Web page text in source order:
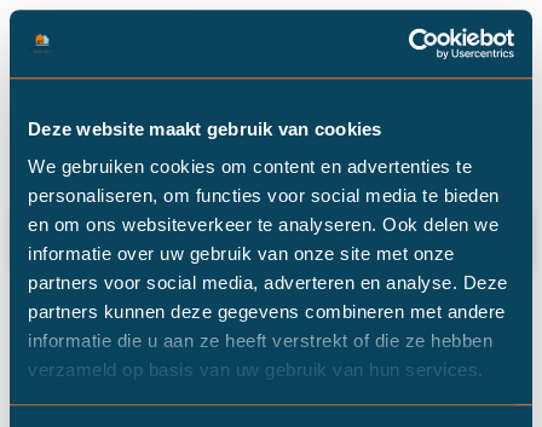
Deze website maakt gebruik van cookies
We gebruiken cookies om content en advertenties te
personaliseren, om functies voor social media te bieden
en om ons websiteverkeer te analyseren. Ook delen we
informatie over uw gebruik van onze site met onze
partners voor social media, adverteren en analyse. Deze
partners kunnen deze gegevens combineren met andere
informatie die u aan ze heeft verstrekt of die ze hebben
verzameld op basis van uw gebruik van hun services.
Categorie: vochtproblemen
Vochtproblemen: hoe kom je eraan én
eraf?